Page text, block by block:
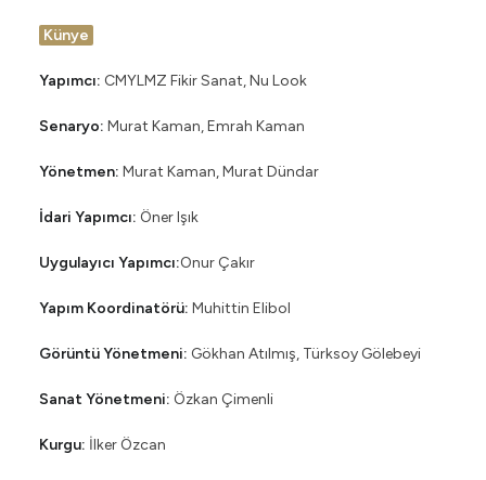
Künye
Yapımcı: CMYLMZ Fikir Sanat, Nu Look
Senaryo: Murat Kaman, Emrah Kaman
Yönetmen: Murat Kaman, Murat Dündar
İdari Yapımcı: Öner Işık
Uygulayıcı Yapımcı:Onur Çakır
Yapım Koordinatörü: Muhittin Elibol
Görüntü Yönetmeni: Gökhan Atılmış, Türksoy Gölebeyi
Sanat Yönetmeni: Özkan Çimenli
Kurgu: İlker Özcan